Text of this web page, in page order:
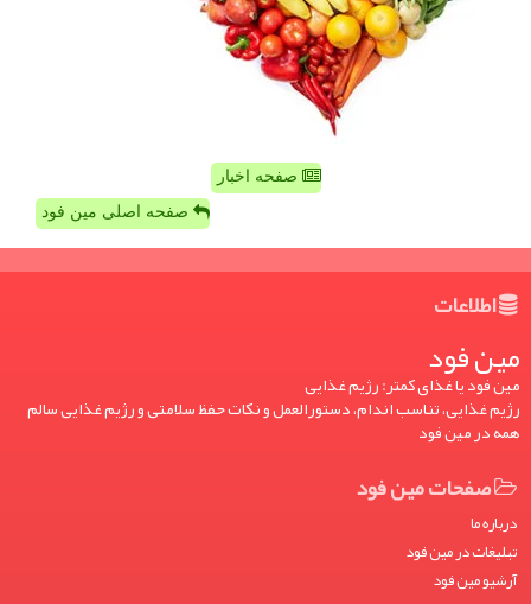
صفحه اخبار
صفحه اصلی مین فود
اطلاعات
مین فود
مین فود یا غذای کمتر: رژیم غذایی
رژیم غذایی، تناسب اندام، دستورالعمل و نکات حفظ سلامتی و رژیم غذایی سالم
همه در مین فود
صفحات مین فود
درباره ما
تبلیغات در مین فود
آرشیو مین فود